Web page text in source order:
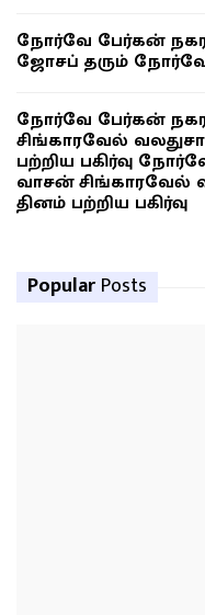
நோர்வே பேர்கன்
ஜோசப் தரும் நோர்வே
நோர்வே பேர்கன்
சிங்காரவேல்
பற்றிய பகிர்வு
வாசன் சிங்காரவேல்
தினம் பற்றிய பகிர்வு
Popular Posts